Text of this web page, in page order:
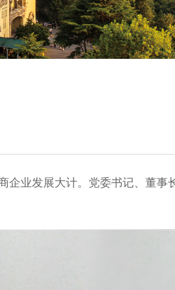
企业发展大计。党委书记、董事